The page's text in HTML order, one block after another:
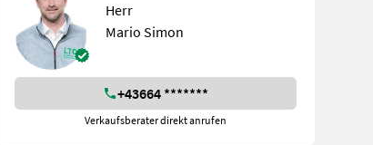
Herr
Mario Simon
+43664 *******
Verkaufsberater direkt anrufen